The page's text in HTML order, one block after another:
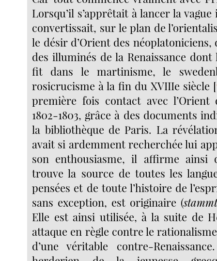
Lorsqu’il s’apprêtait à lancer la
convertissait, sur le plan de
le désir d’Orient des néoplatoniciens,
des illuminés de la Renaissance dont
fit dans le martinisme, le
rosicrucisme à la fin du XVIIIe siècle [
première fois contact avec l’Orient
1802-1803, grâce à des documents
la bibliothèque de Paris. La
avait si ardemment recherchée lui
son enthousiasme, il affirme ainsi
trouve la source de toutes les
pensées et de toute l’histoire de
sans exception, est originaire (stammt
Elle est ainsi utilisée, à la suite de
attaque en règle contre le rationalisme
d’une véritable contre-